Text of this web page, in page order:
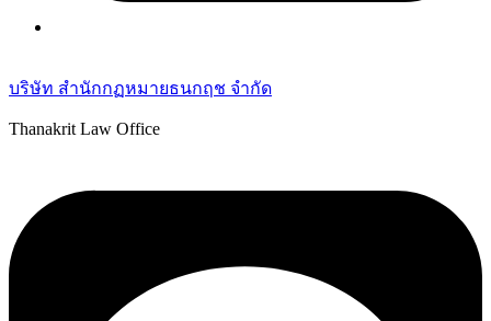
บริษัท สำนักกฏหมายธนกฤช จำกัด
Thanakrit Law Office